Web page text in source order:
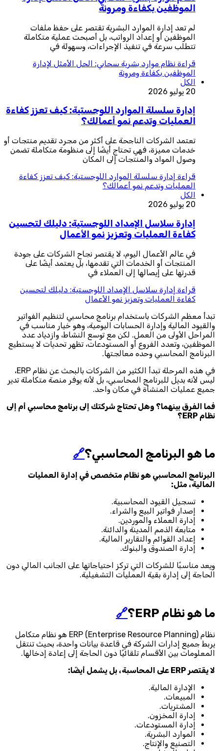
الموظفين بكفاءة ومرونة
لم تعد إدارة الموارد البشرية تقتصر على حفظ ملفات
الموظفين أو إعداد الرواتب، بل أصبحت عملية متكاملة
تتطلب سرعة في تنفيذ الإجراءات، وسهولة في
قراءة نظام موارد بشرية سحابي: الحل الأمثل لإدارة
الموظفين بكفاءة ومرونة
الكل
20 يوليو 2026
إدارة سلسلة الموارد اللوجستية: كيف تعزز كفاءة
العمليات وتدعم نمو أعمالك؟
تعتمد الشركات الناجحة على أكثر من مجرد تقديم منتجات أو
خدمات مميزة، فهي تحتاج أيضًا إلى منظومة متكاملة تضمن
وصول المواد والمنتجات إلى المكان
قراءة إدارة سلسلة الموارد اللوجستية: كيف تعزز كفاءة
العمليات وتدعم نمو أعمالك؟
الكل
20 يوليو 2026
إدارة سلاسل الإمداد اللوجستية: دليلك لتحسين
كفاءة العمليات وتعزيز نمو الأعمال
في عالم الأعمال اليوم، لا يقتصر نجاح الشركات على جودة
المنتجات أو الخدمات التي تقدمها، بل يعتمد أيضًا على
قدرتها على إيصالها إلى العملاء في
قراءة إدارة سلاسل الإمداد اللوجستية: دليلك لتحسين
كفاءة العمليات وتعزيز نمو الأعمال
تبدأ معظم الشركات باستخدام برنامج محاسبي لتنظيم الفواتير
والقيود المالية وإدارة الحسابات اليومية، وهو خيار مناسب في
المراحل الأولى من العمل. لكن مع توسع النشاط، وازدياد عدد
الموظفين، وتعدد الفروع أو المستودعات، تظهر تحديات لا يستطيع
البرنامج المحاسبي وحده معالجتها.
في هذه المرحلة تبدأ الكثير من الشركات بالبحث عن نظام ERP،
ليس لأنه بديل للبرنامج المحاسبي، بل لأنه يوفر منصة متكاملة تدير
جميع عمليات المنشأة في مكان واحد.
فما الفرق بينهما؟ وهل تحتاج شركتك إلى برنامج محاسبي أم إلى
نظام ERP؟
ما هو البرنامج المحاسبي؟🔗
البرنامج المحاسبي هو نظام متخصص في إدارة العمليات
المالية، مثل:
تسجيل القيود المحاسبية.
إصدار فواتير البيع والشراء.
إدارة العملاء والموردين.
متابعة الذمم المدينة والدائنة.
إعداد القوائم والتقارير المالية.
إدارة الصندوق والبنوك.
ويعد مناسبًا للشركات التي تركز احتياجاتها على الجانب المالي دون
الحاجة إلى إدارة بقية العمليات التشغيلية.
ما هو نظام ERP؟ 🔗
نظام ERP (Enterprise Resource Planning) هو نظام متكامل
يربط جميع إدارات الشركة في قاعدة بيانات واحدة، بحيث تنتقل
المعلومات بين الأقسام تلقائيًا دون الحاجة إلى إعادة إدخالها.
لا يقتصر ERP على المحاسبة، بل يشمل أيضًا:
الإدارة المالية.
المبيعات.
المشتريات.
إدارة المخزون.
إدارة المستودعات.
الموارد البشرية.
التصنيع والإنتاج.